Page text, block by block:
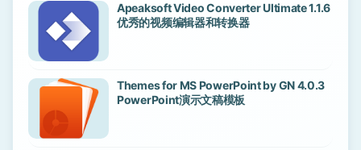
Apeaksoft Video Converter Ultimate 1.1.6
优秀的视频编辑器和转换器
Themes for MS PowerPoint by GN 4.0.3
PowerPoint演示文稿模板